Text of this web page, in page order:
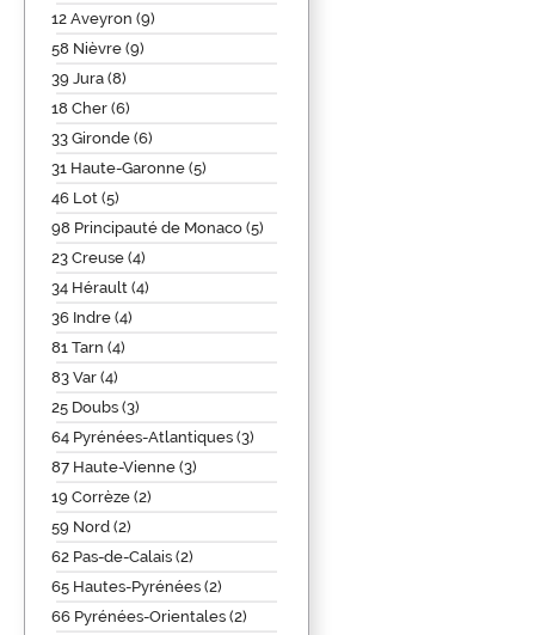
12 Aveyron (9)
58 Nièvre (9)
39 Jura (8)
18 Cher (6)
33 Gironde (6)
31 Haute-Garonne (5)
46 Lot (5)
98 Principauté de Monaco (5)
23 Creuse (4)
34 Hérault (4)
36 Indre (4)
81 Tarn (4)
83 Var (4)
25 Doubs (3)
64 Pyrénées-Atlantiques (3)
87 Haute-Vienne (3)
19 Corrèze (2)
59 Nord (2)
62 Pas-de-Calais (2)
65 Hautes-Pyrénées (2)
66 Pyrénées-Orientales (2)